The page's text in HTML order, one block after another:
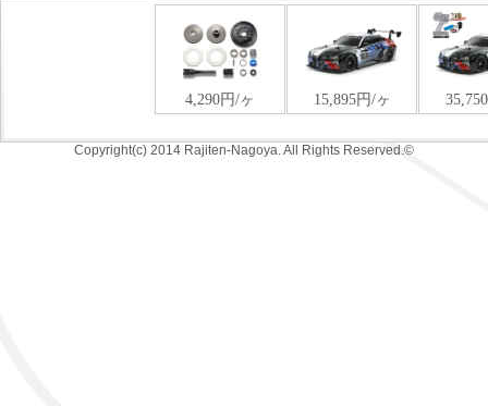
Copyright(c) 2014 Rajiten-Nagoya. All Rights Reserved.©